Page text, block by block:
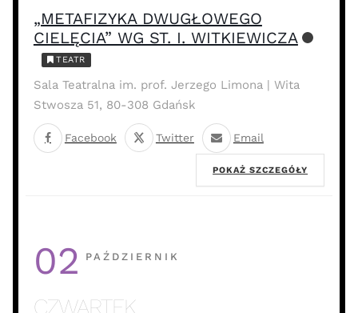
„METAFIZYKA DWUGŁOWEGO
CIELĘCIA” WG ST. I. WITKIEWICZA
TEATR
Sala Teatralna im. prof. Jerzego Limona | Wita
Stwosza 51, 80-308 Gdańsk
Facebook Twitter Email
POKAŻ SZCZEGÓŁY
02 PAŹDZIERNIK
CZWARTEK